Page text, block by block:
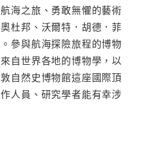
海之旅、勇敢無懼的藝術
杜邦、沃爾特．胡德．菲
參與航海探險旅程的博物
自世界各地的博物學，以
自然史博物館這座國際頂
人員、研究學者能有幸涉